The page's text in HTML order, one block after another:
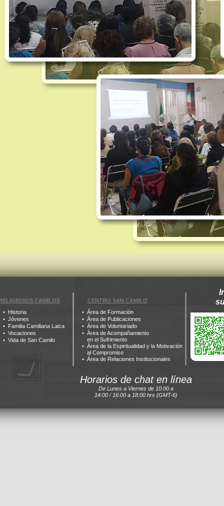
CAMILOS
Historia
Jóvenes
Familia Camiliana Laica
Vocaciones
Vida de San Camilo
CENTRO SAN CAMILO
Área de Formación
Área de Publicaciones
Área de Voluntariado
Área de Acompañamiento
en el Sufrimiento
Área de la Espiritualidad y la Motivación
al Compromiso
Área de Relaciones Institucionales
Horarios de chat en línea
De Lunes a Viernes de 10:00 a
14:00 / 16:00 a 18:00 hrs (GMT-6)